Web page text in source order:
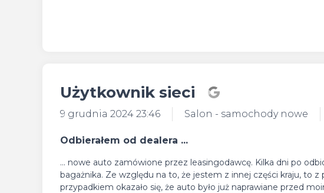
Użytkownik sieci
9 grudnia 2024 23:46 Salon - samochody nowe
Odbierałem od dealera ...
... nowe auto zamówione przez leasingodawcę. Kilka dni po
bagażnika. Ze względu na to, że jestem z innej części kraju, to
przypadkiem okazało się, że auto było już naprawiane przed